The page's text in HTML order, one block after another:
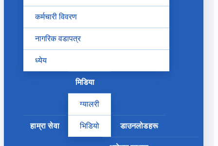
कर्मचारी विवरण
नागरिक वडापत्र
ध्येय
हाम्रा सेवा
मिडिया
ग्यालरी
भिडियो डाउनलोडहरू